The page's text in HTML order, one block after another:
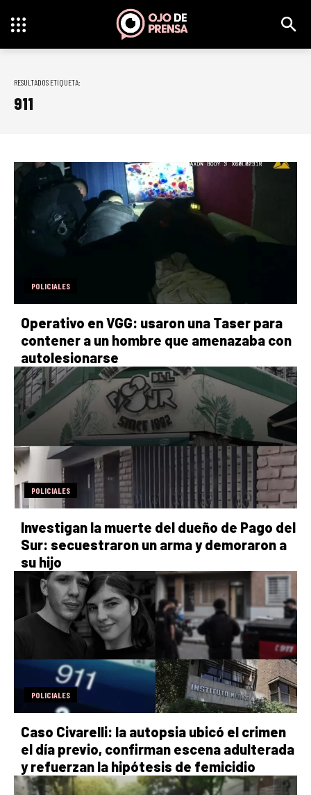
RESULTADOS ETIQUETA:
911
POLICIALES
Operativo en VGG: usaron una Taser para
contener a un hombre que amenazaba con
autolesionarse
POLICIALES
Investigan la muerte del dueño de Pago del
Sur: secuestraron un arma y demoraron a
su hijo
POLICIALES
Caso Civarelli: la autopsia ubicó el crimen
el día previo, confirman escena adulterada
y refuerzan la hipótesis de femicidio